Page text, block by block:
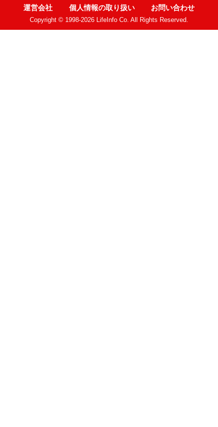
運営会社 個人情報の取り扱い お問い合わせ
Copyright © 1998-2026 LifeInfo Co. All Rights Reserved.